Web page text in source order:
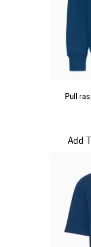
Add
Diapositive 13 sur 20